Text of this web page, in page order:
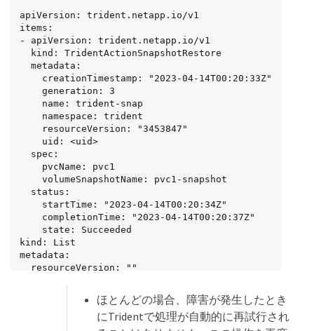
apiVersion: trident.netapp.io/v1
items:
- apiVersion: trident.netapp.io/v1
kind: List
metadata:
  resourceVersion: ""
ほとんどの場合、障害が発生したとき
にTridentで処理が自動的に再試行され